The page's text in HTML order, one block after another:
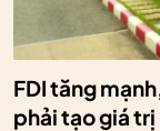
FDI tăng
phải tạo giá trị